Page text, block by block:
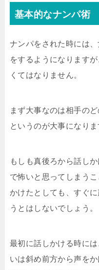
基本的なナンパ術
ナンパをされた時には
をするようになります
くてはなりません。
まず大事なのは相手の
というのが大事になりま
もしも真後ろから話し
で怖いと思ってしまう
かけたとしても、すぐ
うとはしないでしょう。
最初に話しかける時に
いは斜め前方から声を